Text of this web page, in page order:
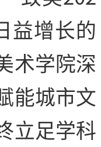
益增长的
术学院深
能城市文
立足学科